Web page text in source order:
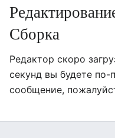
Сборка
Редактор скоро
секунд вы будете
сообщение,